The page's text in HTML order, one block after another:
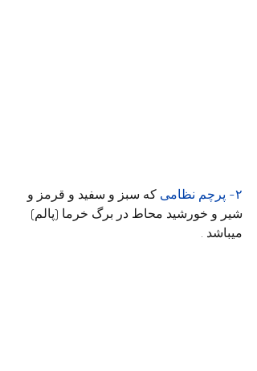
۲- پرچم نظامی
که سبز و سفید و قرمز و
شیر و خورشید محاط در برگ خرما (پالم)
میباشد .